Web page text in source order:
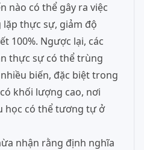
nào có thể gây ra việc
thực sự, giảm độ
100%. Ngược lại, các
thực sự có thể trùng
biến, đặc biệt trong
khối lượng cao, nơi
học có thể tương tự ở
nhận rằng định nghĩa